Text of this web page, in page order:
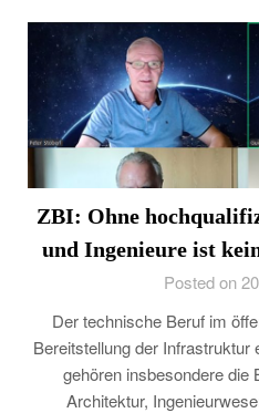
ZBI: Ohne
und Ingenieure ist
Posted on
Der technische Beruf im
Bereitstellung der Infrastruktur
gehören insbesondere die
Architektur,